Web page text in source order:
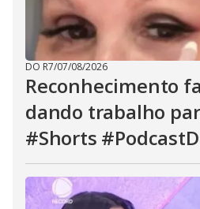
DO R7/07/08/2026
Reconhecimento
dando trabalho
#Shorts